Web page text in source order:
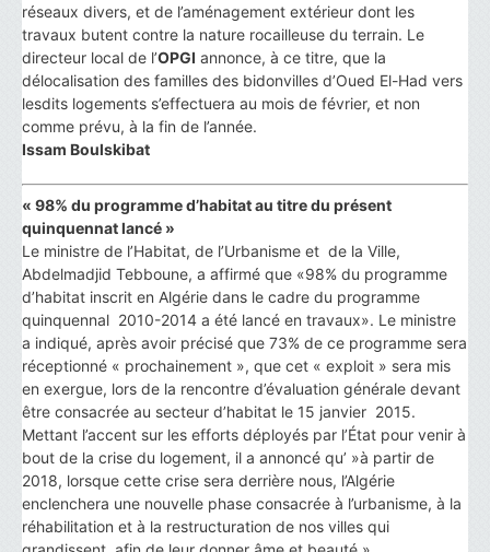
réseaux divers, et de l’aménagement extérieur dont les
travaux butent contre la nature rocailleuse du terrain. Le
directeur local de l’OPGI annonce, à ce titre, que la
délocalisation des familles des bidonvilles d’Oued El-Had vers
lesdits logements s’effectuera au mois de février, et non
comme prévu, à la fin de l’année.
Issam Boulskibat
« 98% du programme d’habitat au titre du présent
quinquennat lancé »
Le ministre de l’Habitat, de l’Urbanisme et de la Ville,
Abdelmadjid Tebboune, a affirmé que «98% du programme
d’habitat inscrit en Algérie dans le cadre du programme
quinquennal 2010-2014 a été lancé en travaux». Le ministre
a indiqué, après avoir précisé que 73% de ce programme sera
réceptionné « prochainement », que cet « exploit » sera mis
en exergue, lors de la rencontre d’évaluation générale devant
être consacrée au secteur d’habitat le 15 janvier 2015.
Mettant l’accent sur les efforts déployés par l’État pour venir à
bout de la crise du logement, il a annoncé qu’ »à partir de
2018, lorsque cette crise sera derrière nous, l’Algérie
enclenchera une nouvelle phase consacrée à l’urbanisme, à la
réhabilitation et à la restructuration de nos villes qui